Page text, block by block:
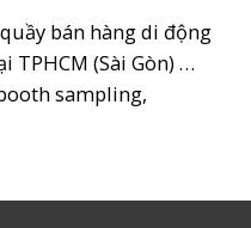
bán hàng di động
TPHCM (Sài Gòn) …
sampling,